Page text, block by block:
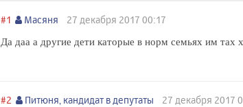
#1 Масяня 27 декабря 2017 00:17
Да даа а другие дети каторые в норм семьях им тах
#2 Питюня, кандидат в депутаты 27 декабря 2017